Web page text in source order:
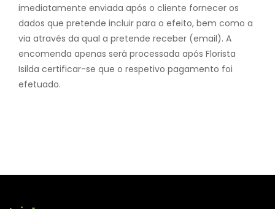
imediatamente enviada após o cliente fornecer os
dados que pretende incluir para o efeito, bem como a
via através da qual a pretende receber (email). A
encomenda apenas será processada após Florista
Isilda certificar-se que o respetivo pagamento foi
efetuado.